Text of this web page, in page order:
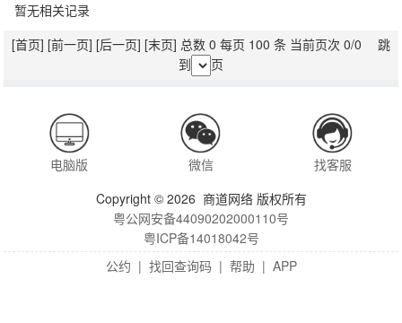
暂无相关记录
[首页] [前一页] [后一页] [末页] 总数 0 每页 100 条 当前页次 0/0 跳
到
页
电脑版 微信
找客服
Copyright © 2026 商道网络 版权所有
粤公网安备44090202000110号
粤ICP备14018042号
公约 | 找回查询码 | 帮助 | APP